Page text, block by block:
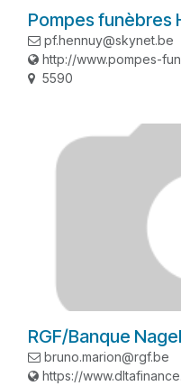
Pompes funèbres
pf.hennuy@skynet.be
http://www.pompes-
5590
RGF/Banque
bruno.marion@rgf.be
https://